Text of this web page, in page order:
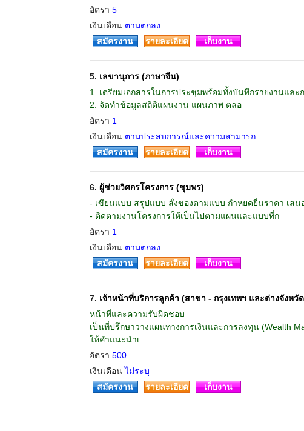
อัตรา 5
เงินเดือน ตามตกลง
สมัครงาน รายละเอียด เก็บงาน
5. เลขานุการ (ภาษาจีน)
1. เตรียมเอกสารในการประชุมพร้อมทั้งบันทึกรายงานและ
2. จัดทำข้อมูลสถิติแผนงาน แผนภาพ ตลอ
อัตรา 1
เงินเดือน ตามประสบการณ์และความสามารถ
สมัครงาน รายละเอียด เก็บงาน
6. ผู้ช่วยวิศกรโครงการ (ชุมพร)
- เขียนแบบ สรุปแบบ สั่งของตามแบบ กำหยดยื่นราคา เสน
- ติดตามงานโครงการให้เป็นไปตามแผนและแบบที่ก
อัตรา 1
เงินเดือน ตามตกลง
สมัครงาน รายละเอียด เก็บงาน
7. เจ้าหน้าที่บริการลูกค้า (สาขา - กรุงเทพฯ และต่างจังหวั
หน้าที่และความรับผิดชอบ
เป็นที่ปรึกษาวางแผนทางการเงินและการลงทุน (Wealth
ให้คำแนะนำเ
อัตรา 500
เงินเดือนไม่ระบุ
สมัครงาน รายละเอียด เก็บงาน